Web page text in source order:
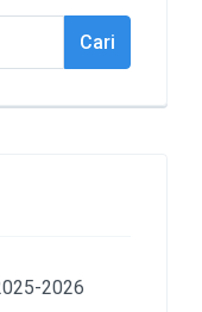
Cari
2026